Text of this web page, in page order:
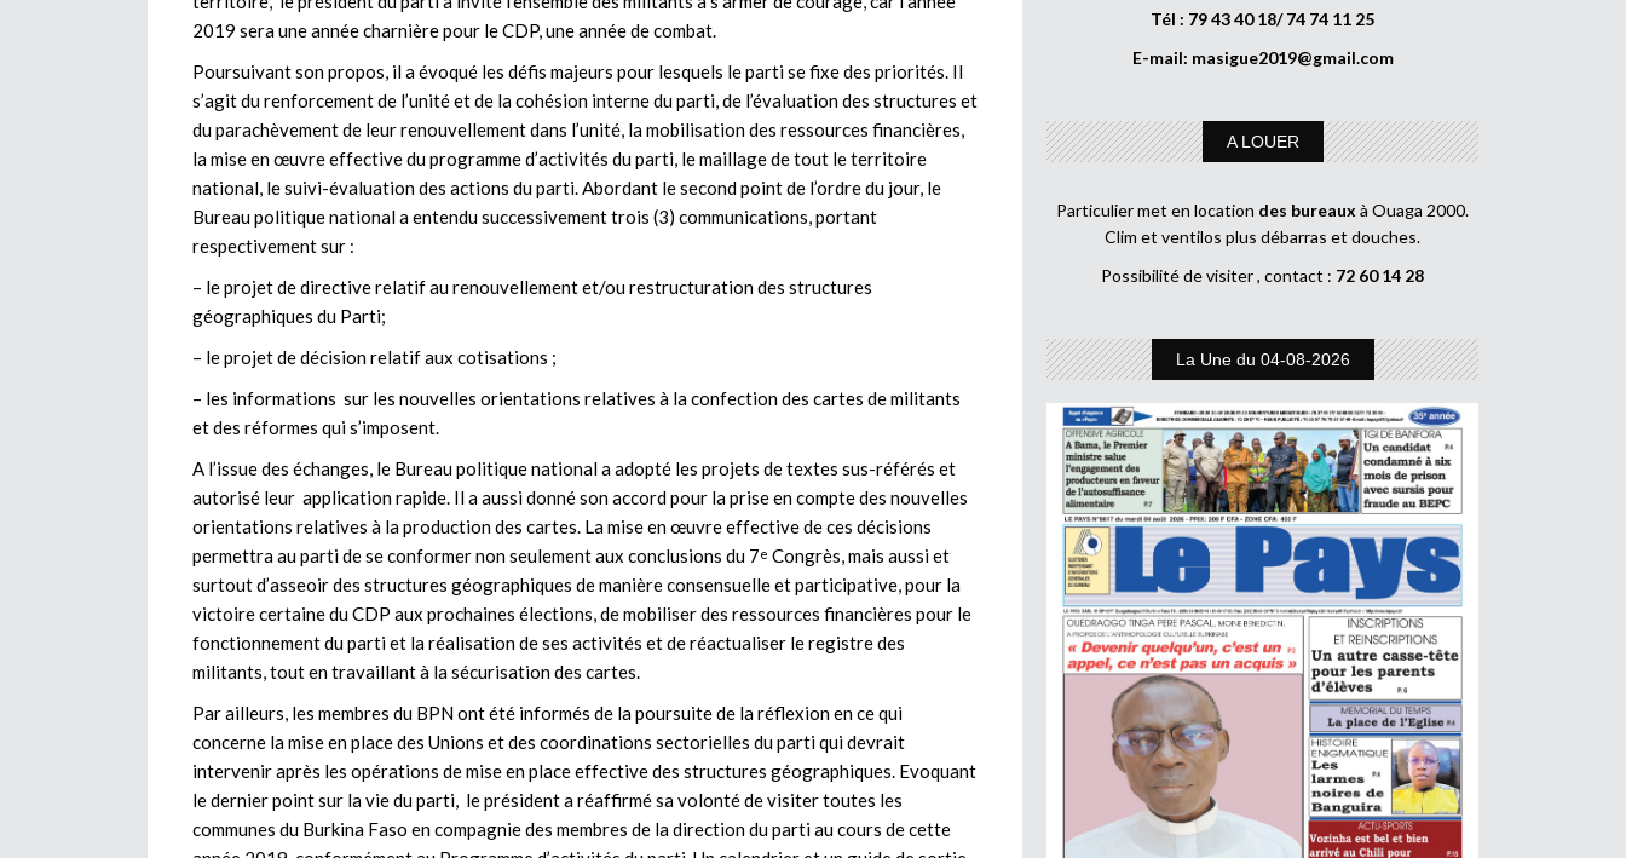
2019 sera une année charnière pour le CDP, une année de combat.
Poursuivant son propos, il a évoqué les défis majeurs pour lesquels le parti se fixe des priorités. Il
s’agit du renforcement de l’unité et de la cohésion interne du parti, de l’évaluation des structures et
du parachèvement de leur renouvellement dans l’unité, la mobilisation des ressources financières,
la mise en œuvre effective du programme d’activités du parti, le maillage de tout le territoire
national, le suivi-évaluation des actions du parti. Abordant le second point de l’ordre du jour, le
Bureau politique national a entendu successivement trois (3) communications, portant
respectivement sur :
– le projet de directive relatif au renouvellement et/ou restructuration des structures
géographiques du Parti;
– le projet de décision relatif aux cotisations ;
– les informations sur les nouvelles orientations relatives à la confection des cartes de militants
et des réformes qui s’imposent.
A l’issue des échanges, le Bureau politique national a adopté les projets de textes sus-référés et
autorisé leur application rapide. Il a aussi donné son accord pour la prise en compte des nouvelles
orientations relatives à la production des cartes. La mise en œuvre effective de ces décisions
permettra au parti de se conformer non seulement aux conclusions du 7e Congrès, mais aussi et
surtout d’asseoir des structures géographiques de manière consensuelle et participative, pour la
victoire certaine du CDP aux prochaines élections, de mobiliser des ressources financières pour le
fonctionnement du parti et la réalisation de ses activités et de réactualiser le registre des
militants, tout en travaillant à la sécurisation des cartes.
Par ailleurs, les membres du BPN ont été informés de la poursuite de la réflexion en ce qui
concerne la mise en place des Unions et des coordinations sectorielles du parti qui devrait
intervenir après les opérations de mise en place effective des structures géographiques. Evoquant
le dernier point sur la vie du parti, le président a réaffirmé sa volonté de visiter toutes les
communes du Burkina Faso en compagnie des membres de la direction du parti au cours de cette
Tél : 79 43 40 18/ 74 74 11 25
E-mail: masigue2019@gmail.com
A LOUER
Particulier met en location des bureaux à Ouaga 2000.
Clim et ventilos plus débarras et douches.
Possibilité de visiter , contact : 72 60 14 28
La Une du 04-08-2026